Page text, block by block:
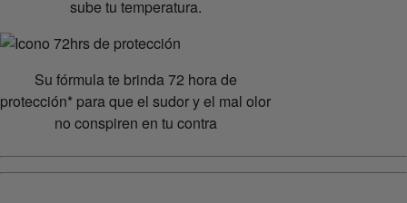
sube tu temperatura.
Su fórmula te brinda 72 hora de
protección* para que el sudor y el mal olor
no conspiren en tu contra